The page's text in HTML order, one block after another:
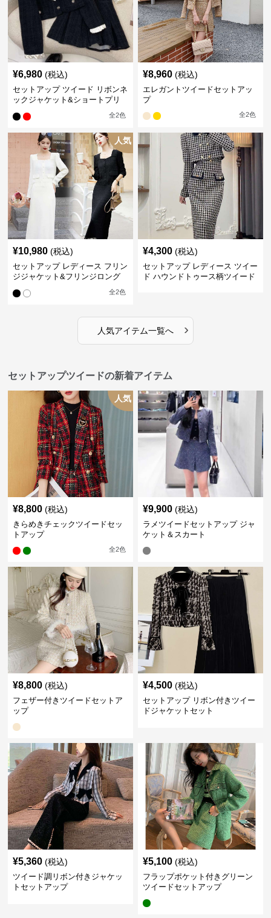
¥6,980 (税込)
セットアップ ツイード リボンネ
ックジャケット&ショートプリ
全2色
¥8,960 (税込)
エレガントツイードセットアッ
プ
全2色
人気
¥10,980 (税込)
セットアップ レディース フリン
ジジャケット&フリンジロング
スカートツイードセットアップ
全2色
¥4,300 (税込)
セットアップ レディース ツイー
ド ハウンドトゥース柄ツイード
人気アイテム一覧へ ›
セットアップツイードの新着アイテム
人気
¥8,800 (税込)
きらめきチェックツイードセッ
トアップ
全2色
¥9,900 (税込)
ラメツイードセットアップ ジャ
ケット＆スカート
¥8,800 (税込)
フェザー付きツイードセットア
ップ
¥4,500 (税込)
セットアップ リボン付きツイー
ドジャケットセット
¥5,360 (税込)
ツイード調リボン付きジャケッ
トセットアップ
¥5,100 (税込)
フラップポケット付きグリーン
ツイードセットアップ